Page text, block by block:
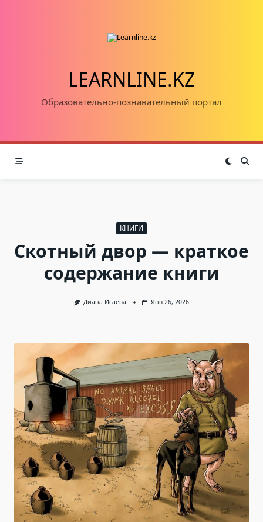
LEARNLINE.KZ
Образовательно-познавательный портал
КНИГИ
Скотный двор — краткое
содержание книги
Диана Исаева Янв 26, 2026